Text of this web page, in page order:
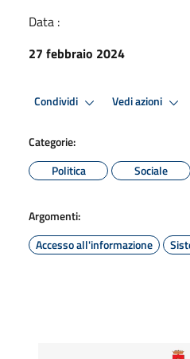
Data :
27 febbraio 2024
Condividi Vedi azioni
Categorie:
Politica
Sociale
Argomenti:
Accesso all'informazione